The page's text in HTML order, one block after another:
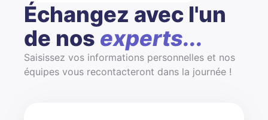
Échangez avec l'un
de nos experts...
Saisissez vos informations personnelles et nos
équipes vous recontacteront dans la journée !